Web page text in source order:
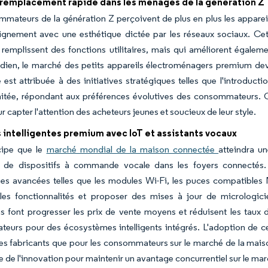
de la génération Z perçoivent de plus en plus les
avec une esthétique dictée par les réseaux sociaux.
remplissent des fonctions utilitaires, mais qui améliorent
le marché des petits appareils électroménagers premium
est attribuée à des initiatives stratégiques telles que
répondant aux préférences évolutives des
capter l'attention des acheteurs jeunes et soucieux de leur style.
intelligentes premium avec IoT et assistants vocaux
que le marché mondial de la maison connectéeatteindra
de dispositifs à commande vocale dans les foyers
avancées telles que les modules Wi-Fi, les puces
fonctionnalités et proposer des mises à jour de
font progresser les prix de vente moyens et réduisent les
pour des écosystèmes intelligents intégrés. L'adoption de
fabricants que pour les consommateurs sur le marché de la
de l'innovation pour maintenir un avantage concurrentiel sur le